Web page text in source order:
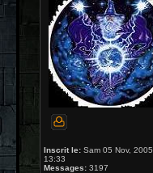
Inscrit le: Sam 05 Nov, 2005
13:33
Messages: 3197